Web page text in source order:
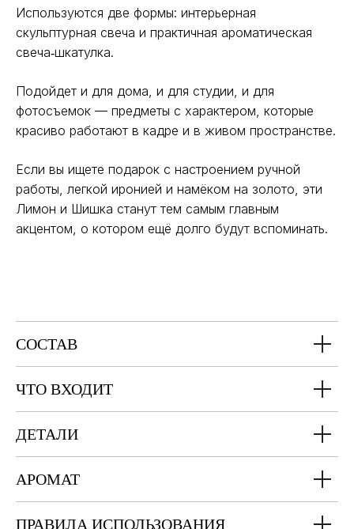
Используются две формы: интерьерная
скульптурная свеча и практичная ароматическая
свеча‑шкатулка.
Подойдет и для дома, и для студии, и для
фотосъемок — предметы с характером, которые
красиво работают в кадре и в живом пространстве.
Если вы ищете подарок с настроением ручной
работы, легкой иронией и намёком на золото, эти
Лимон и Шишка станут тем самым главным
акцентом, о котором ещё долго будут вспоминать.
СОСТАВ
ЧТО ВХОДИТ
ДЕТАЛИ
АРОМАТ
ПРАВИЛА ИСПОЛЬЗОВАНИЯ